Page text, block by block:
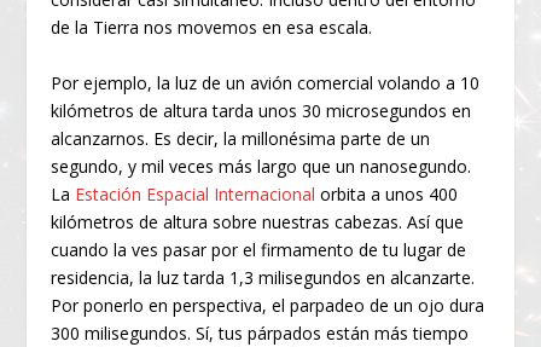
de la Tierra nos movemos en esa escala.
Por ejemplo, la luz de un avión comercial volando a 10
kilómetros de altura tarda unos 30 microsegundos en
alcanzarnos. Es decir, la millonésima parte de un
segundo, y mil veces más largo que un nanosegundo.
La Estación Espacial Internacional orbita a unos 400
kilómetros de altura sobre nuestras cabezas. Así que
cuando la ves pasar por el firmamento de tu lugar de
residencia, la luz tarda 1,3 milisegundos en alcanzarte.
Por ponerlo en perspectiva, el parpadeo de un ojo dura
300 milisegundos. Sí, tus párpados están más tiempo